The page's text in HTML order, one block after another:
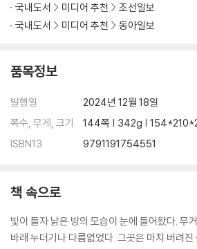
국내도서
미디어 추천
조선일보
국내도서
미디어 추천 동아일보
품목정보
발행일
2024년 12월 18일
쪽수, 무게, 크기
144쪽 | 342g |
ISBN13
9791191754551
책 속으로
빛이 들자 낡은 방의 모습이 눈에 들어왔다. 무
바래 누더기나 다름없었다. 그곳은 마치 버려진